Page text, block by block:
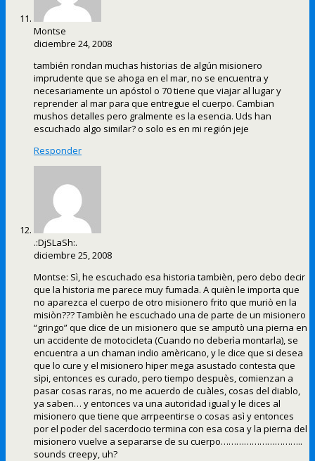
Montse
diciembre 24, 2008
también rondan muchas historias de algún misionero
imprudente que se ahoga en el mar, no se encuentra y
necesariamente un apóstol o 70 tiene que viajar al lugar y
reprender al mar para que entregue el cuerpo. Cambian
mushos detalles pero gralmente es la esencia. Uds han
escuchado algo similar? o solo es en mi región jeje
Responder
.:DjSLaSh:.
diciembre 25, 2008
Montse: Sì, he escuchado esa historia tambièn, pero debo decir
que la historia me parece muy fumada. A quièn le importa que
no aparezca el cuerpo de otro misionero frito que muriò en la
misiòn??? Tambièn he escuchado una de parte de un misionero
“gringo” que dice de un misionero que se amputò una pierna en
un accidente de motocicleta (Cuando no deberìa montarla), se
encuentra a un chaman indio amèricano, y le dice que si desea
que lo cure y el misionero hiper mega asustado contesta que
sìpi, entonces es curado, pero tiempo despuès, comienzan a
pasar cosas raras, no me acuerdo de cuàles, cosas del diablo,
ya saben… y entonces va una autoridad igual y le dices al
misionero que tiene que arrpeentirse o cosas asì y entonces
por el poder del sacerdocio termina con esa cosa y la pierna del
misionero vuelve a separarse de su cuerpo…………………………..
sounds creepy, uh?